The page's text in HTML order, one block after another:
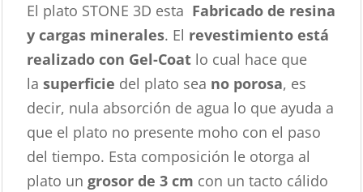
El plato STONE 3D esta Fabricado de resina
y cargas minerales. El revestimiento está
realizado con Gel-Coat lo cual hace que
lasuperficie del plato sea no porosa, es
decir, nula absorción de agua lo que ayuda a
que el plato no presente moho con el paso
del tiempo. Esta composición le otorga al
plato un grosor de 3 cm con un tacto cálido